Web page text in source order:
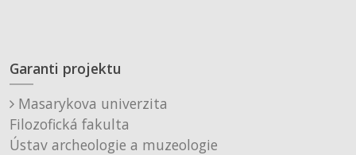
Garanti projektu
Masarykova univerzita
Filozofická fakulta
Ústav archeologie a muzeologie